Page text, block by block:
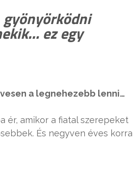
ez egy
a legnehezebb lenni…
ér, amikor a fiatal szerepeket
És negyven éves korra